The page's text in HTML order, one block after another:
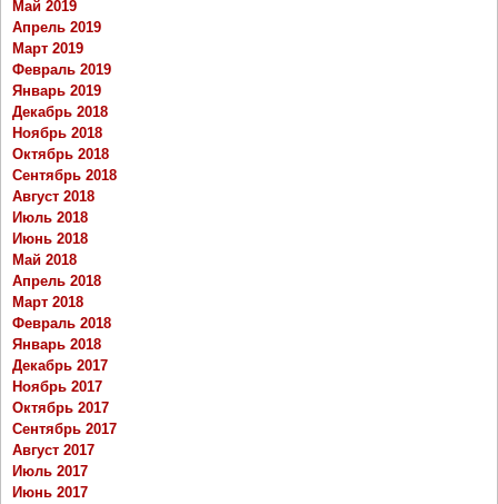
Май 2019
Апрель 2019
Март 2019
Февраль 2019
Январь 2019
Декабрь 2018
Ноябрь 2018
Октябрь 2018
Сентябрь 2018
Август 2018
Июль 2018
Июнь 2018
Май 2018
Апрель 2018
Март 2018
Февраль 2018
Январь 2018
Декабрь 2017
Ноябрь 2017
Октябрь 2017
Сентябрь 2017
Август 2017
Июль 2017
Июнь 2017